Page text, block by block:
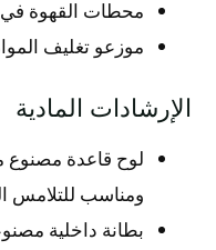
محطات القهوة في
موزعو تغليف
الإرشادات المادية
لوح قاعدة
ومناسب للتلامس